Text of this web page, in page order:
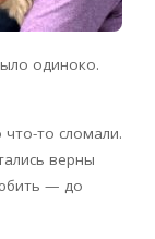
одиноко.
то сломали.
верны
— до